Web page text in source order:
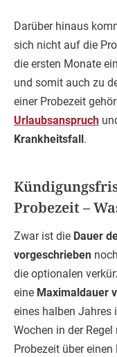
Darüber hinaus
sich nicht auf die
die ersten Monate
und somit auch zu
einer Probezeit
Urlaubsanspruch
Krankheitsfall .
Probezeit –
Zwar ist die Dauer
vorgeschrieben
die optionalen
eine Maximaldauer
eines halben Jahres
Wochen in der
Probezeit über